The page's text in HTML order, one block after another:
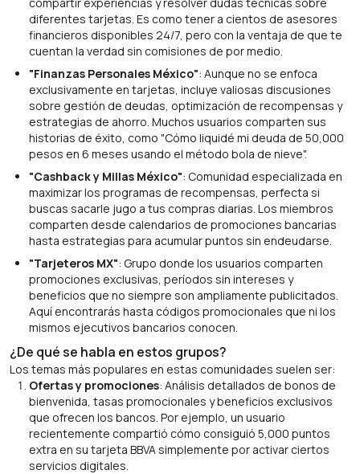
diferentes tarjetas. Es como tener a cientos de asesores
financieros disponibles 24/7, pero con la ventaja de que te
cuentan la verdad sin comisiones de por medio.
"Finanzas Personales México": Aunque no se enfoca
exclusivamente en tarjetas, incluye valiosas discusiones
sobre gestión de deudas, optimización de recompensas y
estrategias de ahorro. Muchos usuarios comparten sus
historias de éxito, como "Cómo liquidé mi deuda de 50,000
pesos en 6 meses usando el método bola de nieve".
"Cashback y Millas México": Comunidad especializada en
maximizar los programas de recompensas, perfecta si
buscas sacarle jugo a tus compras diarias. Los miembros
comparten desde calendarios de promociones bancarias
hasta estrategias para acumular puntos sin endeudarse.
"Tarjeteros MX": Grupo donde los usuarios comparten
promociones exclusivas, períodos sin intereses y
beneficios que no siempre son ampliamente publicitados.
Aquí encontrarás hasta códigos promocionales que ni los
mismos ejecutivos bancarios conocen.
¿De qué se habla en estos grupos?
Los temas más populares en estas comunidades suelen ser:
Ofertas y promociones: Análisis detallados de bonos de
bienvenida, tasas promocionales y beneficios exclusivos
que ofrecen los bancos. Por ejemplo, un usuario
recientemente compartió cómo consiguió 5,000 puntos
extra en su tarjeta BBVA simplemente por activar ciertos
servicios digitales.